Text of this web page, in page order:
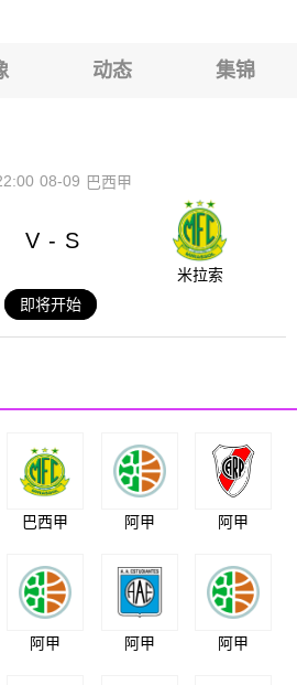
杯】 93胜者VS94胜者
动态 集锦
08-09 巴西甲
V - S
米拉索
即将开始
巴西甲 阿甲 阿甲
阿甲 阿甲 阿甲